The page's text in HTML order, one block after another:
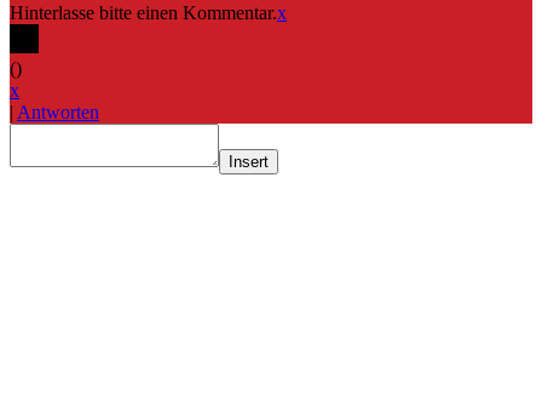
Hinterlasse bitte einen Kommentar.x
()
x
| Antworten
Insert